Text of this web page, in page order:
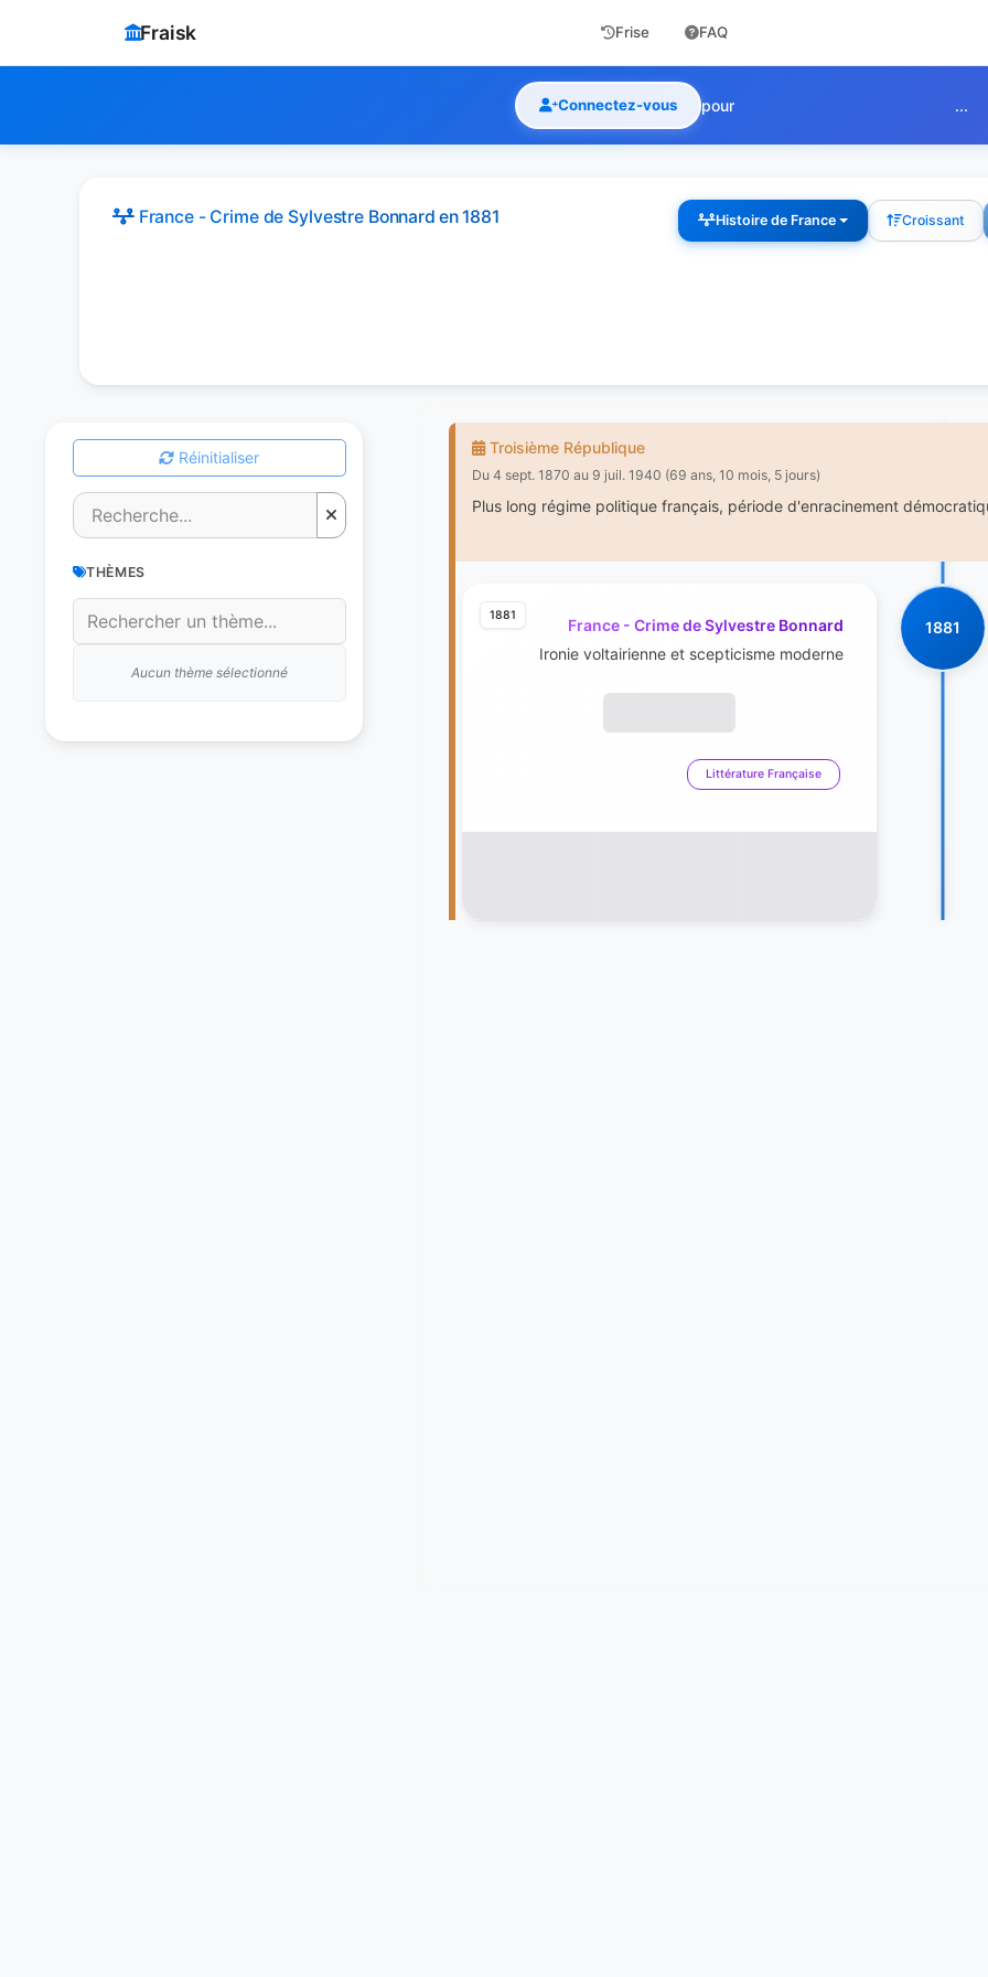
Fraisk Frise FAQ
Connectez-vous pour ...
France - Crime de Sylvestre Bonnard en 1881 Histoire de France Croissant
Réinitialiser
THÈMES
Aucun thème sélectionné
Troisième République
Du 4 sept. 1870 au 9 juil. 1940 (69 ans, 10 mois, 5 jours)
Plus long régime politique français, période d'enracinement
1881
1881
France - Crime de Sylvestre Bonnard
Ironie voltairienne et scepticisme moderne
Littérature Française